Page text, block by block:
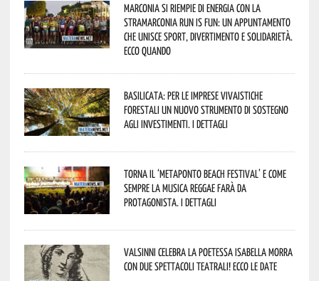
Marconia si riempie di energia con la
StraMarconia Run is Fun: un appuntamento
che unisce sport, divertimento e solidarietà.
Ecco quando
Basilicata: per le imprese vivaistiche
forestali un nuovo strumento di sostegno
agli investimenti. I dettagli
Torna il ‘Metaponto beach festival’ e come
sempre la musica reggae farà da
protagonista. I dettagli
Valsinni celebra la poetessa Isabella Morra
con due spettacoli teatrali! Ecco le date